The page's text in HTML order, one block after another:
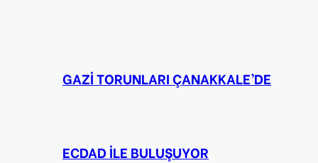
GAZİ TORUNLARI ÇANAKKALE’DE
ECDAD İLE BULUŞUYOR